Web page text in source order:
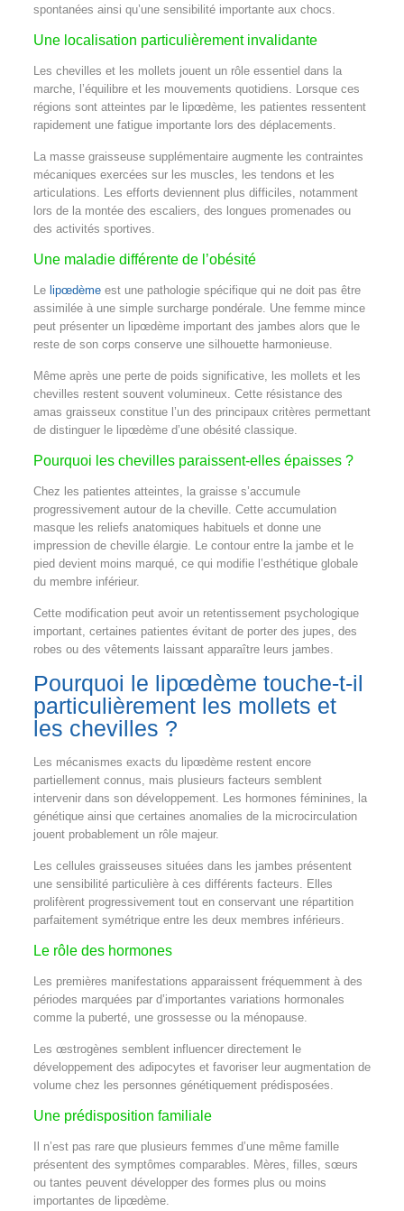
spontanées ainsi qu’une sensibilité importante aux chocs.
Une localisation particulièrement invalidante
Les chevilles et les mollets jouent un rôle essentiel dans la
marche, l’équilibre et les mouvements quotidiens. Lorsque ces
régions sont atteintes par le lipœdème, les patientes ressentent
rapidement une fatigue importante lors des déplacements.
La masse graisseuse supplémentaire augmente les contraintes
mécaniques exercées sur les muscles, les tendons et les
articulations. Les efforts deviennent plus difficiles, notamment
lors de la montée des escaliers, des longues promenades ou
des activités sportives.
Une maladie différente de l’obésité
Le lipœdèmeest une pathologie spécifique qui ne doit pas être
assimilée à une simple surcharge pondérale. Une femme mince
peut présenter un lipœdème important des jambes alors que le
reste de son corps conserve une silhouette harmonieuse.
Même après une perte de poids significative, les mollets et les
chevilles restent souvent volumineux. Cette résistance des
amas graisseux constitue l’un des principaux critères permettant
de distinguer le lipœdème d’une obésité classique.
Pourquoi les chevilles paraissent-elles épaisses ?
Chez les patientes atteintes, la graisse s’accumule
progressivement autour de la cheville. Cette accumulation
masque les reliefs anatomiques habituels et donne une
impression de cheville élargie. Le contour entre la jambe et le
pied devient moins marqué, ce qui modifie l’esthétique globale
du membre inférieur.
Cette modification peut avoir un retentissement psychologique
important, certaines patientes évitant de porter des jupes, des
robes ou des vêtements laissant apparaître leurs jambes.
Pourquoi le lipœdème touche-t-il
particulièrement les mollets et
les chevilles ?
Les mécanismes exacts du lipœdème restent encore
partiellement connus, mais plusieurs facteurs semblent
intervenir dans son développement. Les hormones féminines, la
génétique ainsi que certaines anomalies de la microcirculation
jouent probablement un rôle majeur.
Les cellules graisseuses situées dans les jambes présentent
une sensibilité particulière à ces différents facteurs. Elles
prolifèrent progressivement tout en conservant une répartition
parfaitement symétrique entre les deux membres inférieurs.
Le rôle des hormones
Les premières manifestations apparaissent fréquemment à des
périodes marquées par d’importantes variations hormonales
comme la puberté, une grossesse ou la ménopause.
Les œstrogènes semblent influencer directement le
développement des adipocytes et favoriser leur augmentation de
volume chez les personnes génétiquement prédisposées.
Une prédisposition familiale
Il n’est pas rare que plusieurs femmes d’une même famille
présentent des symptômes comparables. Mères, filles, sœurs
ou tantes peuvent développer des formes plus ou moins
importantes de lipœdème.